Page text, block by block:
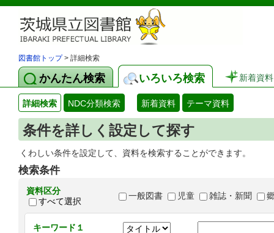
図書館トップ> 詳細検索
かんたん検索 いろいろ検索 新着資料
詳細検索 NDC分類検索 新着資料 テーマ資料
条件を詳しく設定して探す
くわしい条件を設定して、資料を検索することができます。
検索条件
資料区分
すべて選択
一般図書 児童 雑誌・新聞
キーワード１